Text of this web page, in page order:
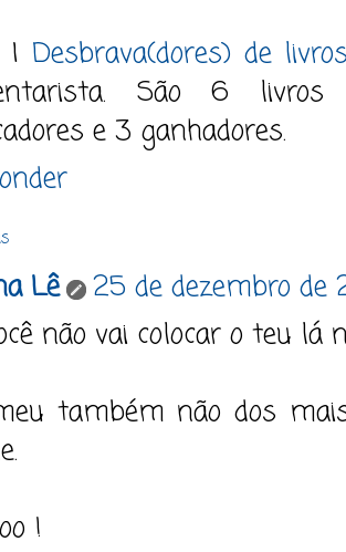
| Desbrava(dores) de
São 6
e 3 ganhadores.
Lê
25 de dezembro de
não vai colocar o teu lá
também não dos
!